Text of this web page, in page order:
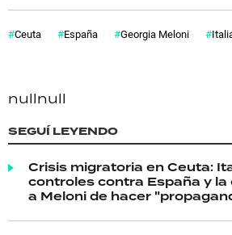
Ceuta España Georgia Meloni
nullnull
SEGUÍ LEYENDO
Crisis migratoria en Ceuta:
controles contra España y la
a Meloni de hacer